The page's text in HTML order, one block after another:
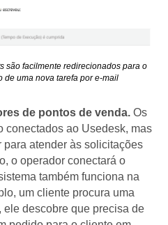
são facilmente redirecionados para o
de uma nova tarefa por e-mail
de pontos de venda. Os
conectados ao Usedesk, mas
atender às solicitações
o operador conectará o
também funciona na
um cliente procura uma
ele descobre que precisa de